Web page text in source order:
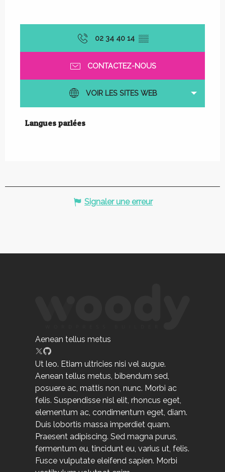
02 34 40 14 ▒▒
CONTACTEZ-NOUS
VOIR LES SITES WEB
Langues parlées
Langues parlées
Signaler une erreur
Aenean tellus metus
Ut leo. Etiam ultricies nisi vel augue.
Aenean tellus metus, bibendum sed,
posuere ac, mattis non, nunc. Morbi ac
felis. Suspendisse nisl elit, rhoncus eget,
elementum ac, condimentum eget, diam.
Duis lobortis massa imperdiet quam.
Praesent adipiscing. Sed magna purus,
fermentum eu, tincidunt eu, varius ut, felis.
Fusce vulputate eleifend sapien. Morbi